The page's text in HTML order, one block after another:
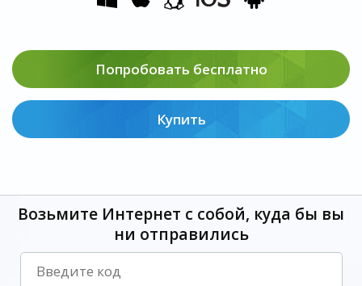
Попробовать бесплатно
Купить
Возьмите Интернет с собой, куда бы вы
ни отправились